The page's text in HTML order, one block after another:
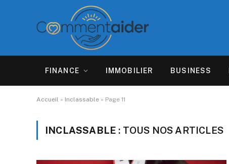
FINANCE IMMOBILIER BUSINESS
Accueil » Inclassable » Page 11
INCLASSABLE : TOUS NOS ARTICLES